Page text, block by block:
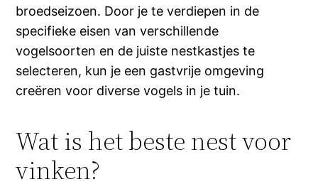
broedseizoen. Door je te verdiepen in de
specifieke eisen van verschillende
vogelsoorten en de juiste nestkastjes te
selecteren, kun je een gastvrije omgeving
creëren voor diverse vogels in je tuin.
Wat is het beste nest voor
vinken?